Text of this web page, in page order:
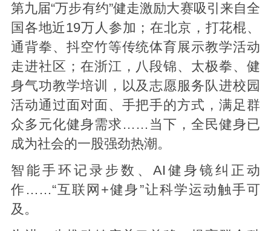
第九届“万步有约”健走激励大赛吸引来自全
国各地近19万人参加；在北京，打花棍、
通背拳、抖空竹等传统体育展示教学活动
走进社区；在浙江，八段锦、太极拳、健
身气功教学培训，以及志愿服务队进校园
活动通过面对面、手把手的方式，满足群
众多元化健身需求……当下，全民健身已
成为社会的一股强劲热潮。
智能手环记录步数、AI健身镜纠正动
作……“互联网+健身”让科学运动触手可
及。